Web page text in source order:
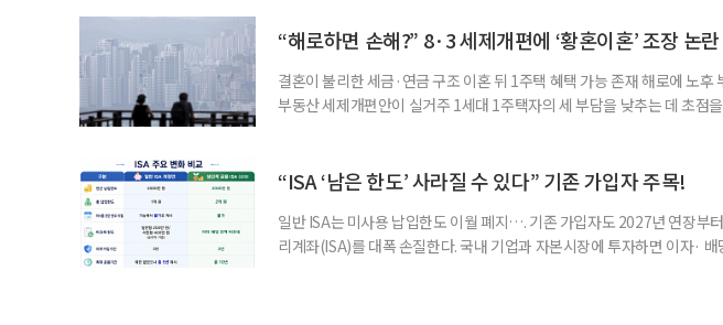
책본부(중대본) 2단계(심각)가 발령된 이후에도 폭염이 전국적으로 확대
“해로하면 손해?” 8·3 세제개편에 ‘황혼이혼’ 조장 논란
결혼이 불리한 세금·연금 구조 이혼 뒤 1주택 혜택 가능 존재 해로에 노후
부동산 세제개편안이 실거주 1세대 1주택자의 세 부담을 낮추는 데 초점
부가 각자 집 한 채씩을 보유하면 한 세대가 두 채를 가진 것으로 보지만, 실
“ISA ‘남은 한도’ 사라질 수 있다” 기존 가입자 주목!
일반 ISA는 미사용 납입한도 이월 폐지…. 기존 가입자도 2027년 연장부
리계좌(ISA)를 대폭 손질한다. 국내 기업과 자본시장에 투자하면 이자·